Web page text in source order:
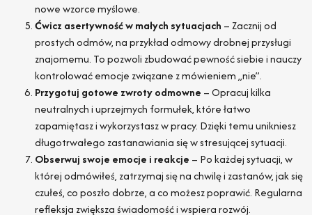
nowe wzorce myślowe.
Ćwicz asertywność w małych sytuacjach – Zacznij od
prostych odmów, na przykład odmowy drobnej przysługi
znajomemu. To pozwoli zbudować pewność siebie i nauczy
kontrolować emocje związane z mówieniem „nie”.
Przygotuj gotowe zwroty odmowne – Opracuj kilka
neutralnych i uprzejmych formułek, które łatwo
zapamiętasz i wykorzystasz w pracy. Dzięki temu unikniesz
długotrwałego zastanawiania się w stresującej sytuacji.
Obserwuj swoje emocje i reakcje – Po każdej sytuacji, w
której odmówiłeś, zatrzymaj się na chwilę i zastanów, jak się
czułeś, co poszło dobrze, a co możesz poprawić. Regularna
refleksja zwiększa świadomość i wspiera rozwój.